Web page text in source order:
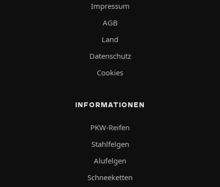
Impressum
AGB
Land
Datenschutz
Cookies
INFORMATIONEN
PKW-Reifen
Stahlfelgen
Alufelgen
Schneeketten